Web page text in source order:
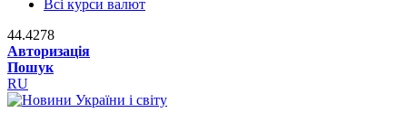
Всі курси валют
44.4278
Авторизація
Пошук
RU